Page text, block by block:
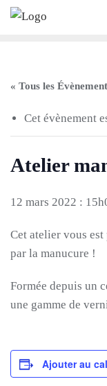
Skip
« Tous les
Cet évènement
Atelier
12 mars 2022 :
Cet atelier vous est
par la manucure !
Formée depuis un
une gamme de
Ajouter au